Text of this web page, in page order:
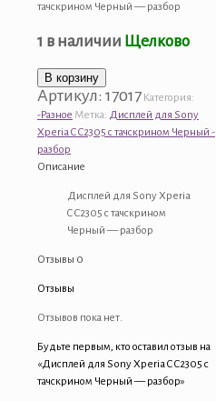
тачскрином Черный — разбор
1 в наличии Щелково
Количество
товара
Дисплей
для
Sony
Xperia
тачскрином
-
разбор
В корзину
Артикул: 17017 Категория:
-Разное Метка: Дисплей для Sony
Xperia C C2305 с тачскрином Черный -
разбор
Описание
Дисплей для Sony Xperia
C C2305 с тачскрином
Черный — разбор
Отзывы 0
Отзывы
Отзывов пока нет.
Будьте первым, кто оставил отзыв на
«Дисплей для Sony Xperia C C2305 с
тачскрином Черный — разбор»